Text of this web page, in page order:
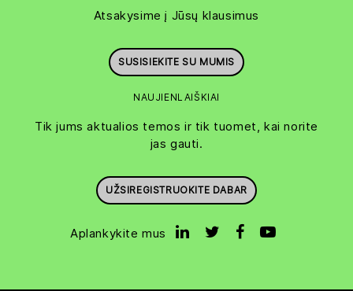
Atsakysime į Jūsų klausimus
SUSISIEKITE SU MUMIS
NAUJIENLAIŠKIAI
Tik jums aktualios temos ir tik tuomet, kai norite
jas gauti.
UŽSIREGISTRUOKITE DABAR
Aplankykite mus